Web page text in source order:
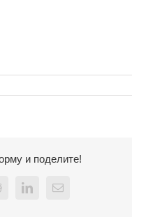
и поделите!
LinkedInEmail